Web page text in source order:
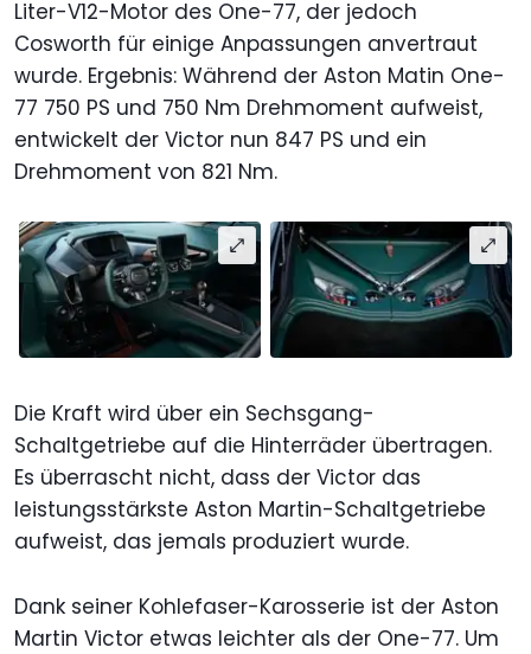
Liter-V12-Motor des One-77, der jedoch
Cosworth für einige Anpassungen anvertraut
wurde. Ergebnis: Während der Aston Matin One-
77 750 PS und 750 Nm Drehmoment aufweist,
entwickelt der Victor nun 847 PS und ein
Drehmoment von 821 Nm.
Die Kraft wird über ein Sechsgang-
Schaltgetriebe auf die Hinterräder übertragen.
Es überrascht nicht, dass der Victor das
leistungsstärkste Aston Martin-Schaltgetriebe
aufweist, das jemals produziert wurde.
Dank seiner Kohlefaser-Karosserie ist der Aston
Martin Victor etwas leichter als der One-77. Um